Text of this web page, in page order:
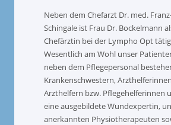
Neben dem Chefarzt Dr. med.
Schingale ist Frau Dr. Bockelmann
Chefärztin bei der Lympho Opt
Wesentlich am Wohl unser
neben dem Pflegepersonal
Krankenschwestern,
Arzthelfern bzw. Pflegehelferinnen
eine ausgebildete Wundexpertin,
anerkannten Physiotherapeuten